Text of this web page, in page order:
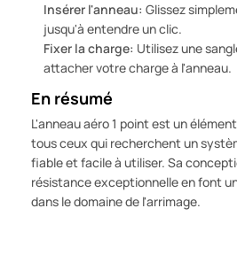
Insérer l'anneau: Glissez
jusqu'à entendre un clic.
Fixer la charge: Utilisez une
attacher votre charge à l'anneau.
En résumé
L'anneau aéro 1 point est un
tous ceux qui recherchent un
fiable et facile à utiliser. Sa
résistance exceptionnelle en font
dans le domaine de l'arrimage.